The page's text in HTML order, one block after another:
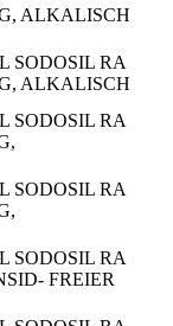
ALKALISCH
SODOSIL RA
ALKALISCH
SODOSIL RA
SODOSIL RA
SODOSIL RA
FREIER